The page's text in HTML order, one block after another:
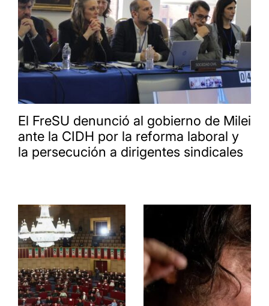
El FreSU denunció al gobierno de Milei
ante la CIDH por la reforma laboral y
la persecución a dirigentes sindicales